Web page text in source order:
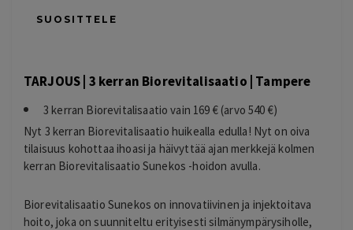
SUOSITTELE
TARJOUS | 3 kerran Biorevitalisaatio | Tampere
3 kerran Biorevitalisaatio vain 169 € (arvo 540 €)
Nyt 3 kerran Biorevitalisaatio huikealla edulla! Nyt on oiva
tilaisuus kohottaa ihoasi ja häivyttää ajan merkkejä kolmen
kerran Biorevitalisaatio Sunekos -hoidon avulla.
Biorevitalisaatio Sunekos on innovatiivinen ja injektoitava
hoito, joka on suunniteltu erityisesti silmänympärysiholle,